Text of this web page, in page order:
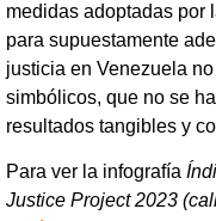
medidas adoptadas por
para supuestamente
justicia en Venezuela
simbólicos, que no se
resultados tangibles y
Para ver la infografía
Justice Project 2023